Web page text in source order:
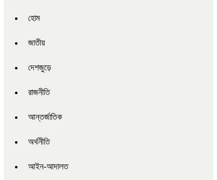
হোম
জাতীয়
দেশজুড়ে
রাজনীতি
আন্তর্জাতিক
অর্থনীতি
আইন-আদালত